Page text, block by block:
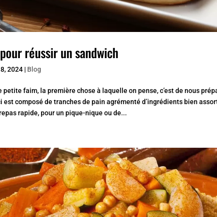
réussir un sandwich
2024| Blog
petite faim, la première chose à laquelle on pense, c’est de nous
est composé de tranches de pain agrémenté d’ingrédients bien
rapide, pour un pique-nique ou de...